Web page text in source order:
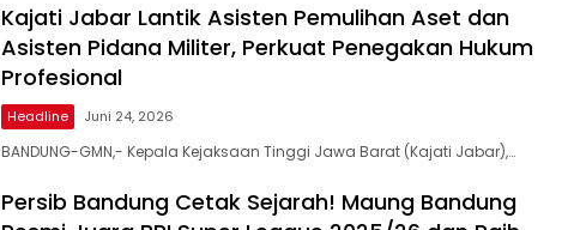
Kajati Jabar Lantik Asisten Pemulihan Aset dan
Asisten Pidana Militer, Perkuat Penegakan Hukum
Profesional
Headline Juni 24, 2026
BANDUNG-GMN,- Kepala Kejaksaan Tinggi Jawa Barat (Kajati Jabar),…
Persib Bandung Cetak Sejarah! Maung Bandung